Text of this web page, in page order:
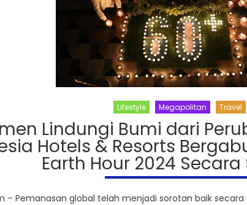
Lifestyle Megapolitan Travel
Lindungi Bumi dari
Hotels & Resorts
Earth Hour 2024
– Pemanasan global telah menjadi sorotan baik